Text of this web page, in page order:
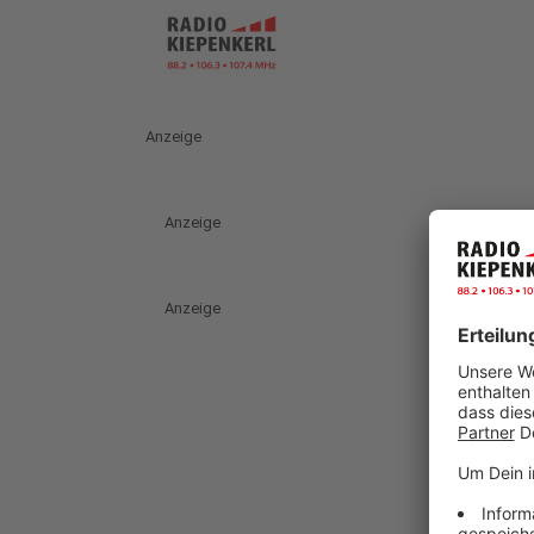
Anzeige
Anzeige
Anzeige